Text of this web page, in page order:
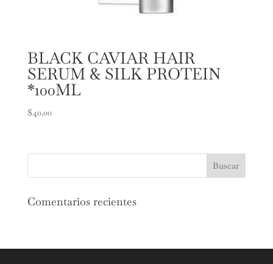
BLACK CAVIAR HAIR
SERUM & SILK PROTEIN
*100ML
$40.00
Comentarios recientes